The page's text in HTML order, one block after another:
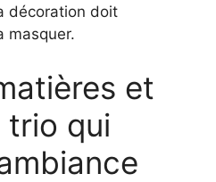
décoration doit
masquer.
et
trio qui